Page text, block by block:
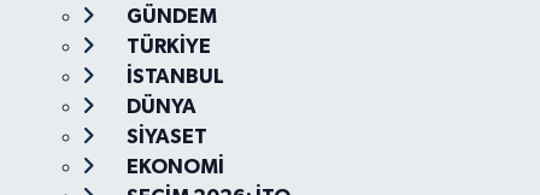
GÜNDEM
TÜRKİYE
İSTANBUL
DÜNYA
SİYASET
EKONOMİ